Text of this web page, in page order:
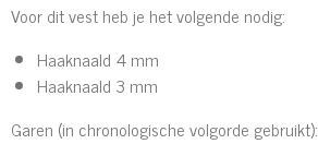
Voor dit vest heb je het volgende nodig:
Haaknaald 4 mm
Haaknaald 3 mm
Garen (in chronologische volgorde gebruikt):